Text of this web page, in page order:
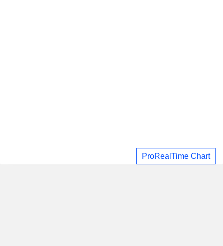
ProRealTime Chart